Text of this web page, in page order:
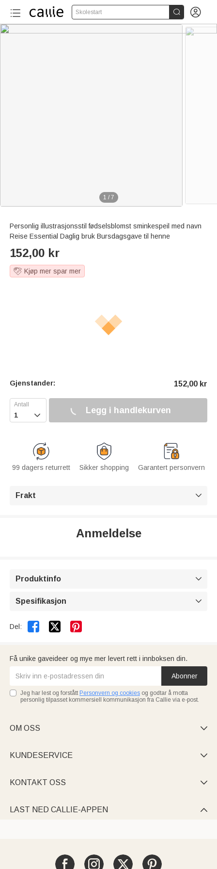
Skolestart  
1 / 7
Personlig illustrasjonsstil fødselsblomst sminkespeil med navn
Reise Essential Daglig bruk Bursdagsgave til henne
152,00 kr
Kjøp mer spar mer
Gjenstander: 152,00 kr
 Legg i handlekurven
99 dagers returrett Sikker shopping Garantert personvern
Frakt 
Anmeldelse
Produktinfo 
Spesifikasjon 
Del:  
Få unike gaveideer og mye mer levert rett i innboksen din.
Abonner
Jeg har lest og forstått Personvern og cookies og godtar å motta
personlig tilpasset kommersiell kommunikasjon fra Callie via e-post.
OM OSS 
KUNDESERVICE 
KONTAKT OSS 
LAST NED CALLIE-APPEN 